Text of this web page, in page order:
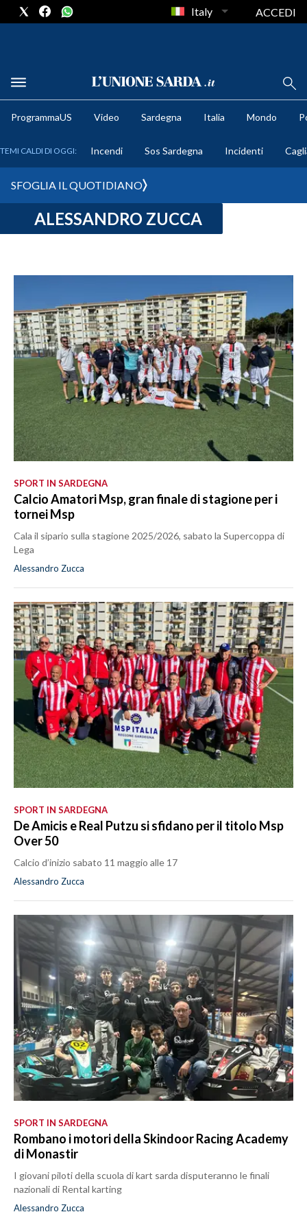
METEO
MEDIO CAMPIDANO
ORISTANO E PROVINCIA
SASSARI E PROVINCIA
NUORO E PROVINCIA
OGLIASTRA
AGENDA
ITALIA
MONDO
POLITICA
SERVIZI ALLE IMPRESE
LAVORO
BANDI
SPORT IN SARDEGNA
SPORT
RISULTATI E CLASSIFICHE
CALCIO
CALCIO REGIONALE
VOLLEY
MOTORI
TENNIS
ALTRI SPORT
SPETTACOLI
GOSSIP
SALUTE
SARDEGNA TURISMO
SARDI NEL MONDO
EVENTI
#CARAUNIONE
3 MINUTI CON
Italy ACCEDI
ProgrammaUS Video Sardegna Italia Mondo
TEMI CALDI DI OGGI: Incendi Sos Sardegna Incidenti
SFOGLIA IL QUOTIDIANO
ALESSANDRO ZUCCA
SPORT IN SARDEGNA
Calcio Amatori Msp, gran finale di stagione per i
tornei Msp
Cala il sipario sulla stagione 2025/2026, sabato la Supercoppa di
Lega
Alessandro Zucca
SPORT IN SARDEGNA
De Amicis e Real Putzu si sfidano per il titolo Msp
Over 50
Calcio d’inizio sabato 11 maggio alle 17
Alessandro Zucca
SPORT IN SARDEGNA
Rombano i motori della Skindoor Racing Academy
di Monastir
I giovani piloti della scuola di kart sarda disputeranno le finali
nazionali di Rental karting
Alessandro Zucca